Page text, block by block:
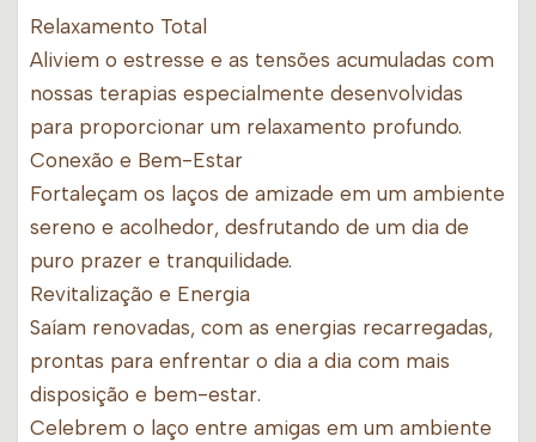
Relaxamento Total
Aliviem o estresse e as tensões acumuladas com
nossas terapias especialmente desenvolvidas
para proporcionar um relaxamento profundo.
Conexão e Bem-Estar
Fortaleçam os laços de amizade em um ambiente
sereno e acolhedor, desfrutando de um dia de
puro prazer e tranquilidade.
Revitalização e Energia
Saíam renovadas, com as energias recarregadas,
prontas para enfrentar o dia a dia com mais
disposição e bem-estar.
Celebrem o laço entre amigas em um ambiente